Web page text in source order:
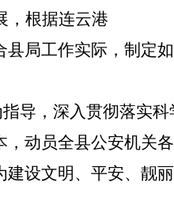
，根据连云港
局工作实际，制定如
导，深入贯彻落实
动员全县公安机关
设文明、平安、靓